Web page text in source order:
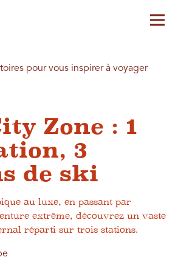
pour vous inspirer à voyager
Zone : 1
3
de ski
au luxe, en passant par
extrême, découvrez un vaste
réparti sur trois stations.